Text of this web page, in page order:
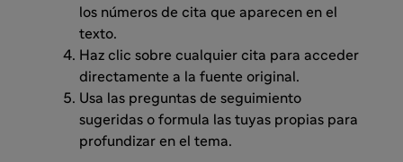
los números de cita que aparecen en el
texto.
Haz clic sobre cualquier cita para acceder
directamente a la fuente original.
Usa las preguntas de seguimiento
sugeridas o formula las tuyas propias para
profundizar en el tema.